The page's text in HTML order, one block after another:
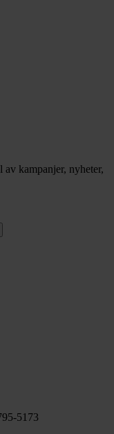
av kampanjer, nyheter,
5173